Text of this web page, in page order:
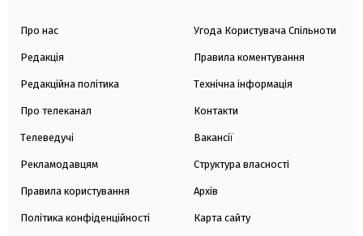
Про нас
Редакція
Редакційна політика
Про телеканал
Телеведучі
Рекламодавцям
Правила користування
Політика конфіденційності
Угода Користувача Спільноти
Правила коментування
Технічна інформація
Контакти
Вакансії
Структура власності
Архів
Карта сайту